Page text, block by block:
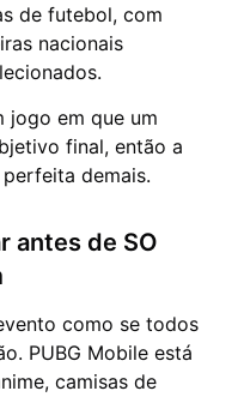
de futebol, com
nacionais
jogo em que um
final, então a
demais.
antes de SO
como se todos
PUBG Mobile está
camisas de